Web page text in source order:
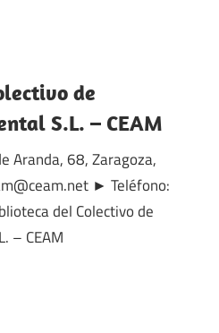
de
S.L. – CEAM
Aranda, 68, Zaragoza,
► Teléfono:
del Colectivo de
– CEAM